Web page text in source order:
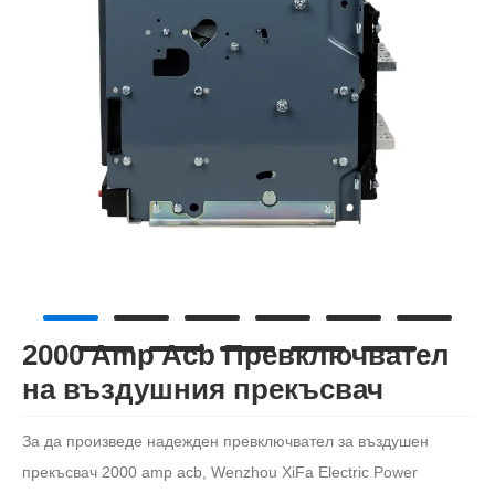
2000 Amp Acb Превключвател
на въздушния прекъсвач
За да произведе надежден превключвател за въздушен
прекъсвач 2000 amp acb, Wenzhou XiFa Electric Power